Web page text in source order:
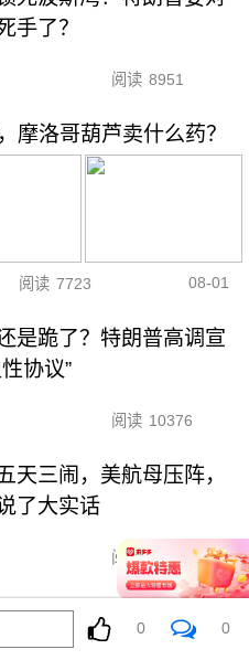
手了？
阅读 8951
摩洛哥葫芦卖什么药？
阅读 7723 08-01
是跪了？特朗普高调宣
协议”
阅读 10376
天三闹，美航母压阵，
了大实话
阅读 26938
剩半条命，美军却拉着
拉克踩雷
0 0